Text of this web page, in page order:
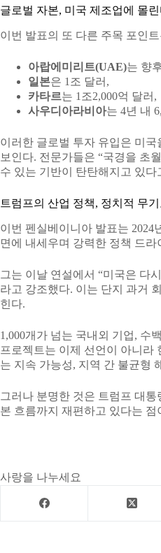
글로벌 자본, 미국 제조업에 몰
이번 발표의 또 다른 주목 포인
아랍에미리트(UAE)는 향
일본은 1조 달러,
카타르는 1조2,000억 달러,
사우디아라비아는 4년 내
이러한 글로벌 투자 유입은 미국
보인다. 전문가들은 “국경을 초
수 있는 기반이 탄탄해지고 있다
트럼프의 산업 정책, 정치적 무
이번 펜실베이니아 발표는 2024
면에 내세우며 강력한 정책 드라
그는 이날 연설에서 “미국은 다
라고 강조했다. 이는 단지 과거
힌다.
1,000개가 넘는 국내외 기업, 수
프로젝트는 이제 선언이 아니라
는 지속 가능성, 지역 간 불균형
그러나 분명한 것은 트럼프 대
본 흐름까지 재편하고 있다는
사랑을 나누세요